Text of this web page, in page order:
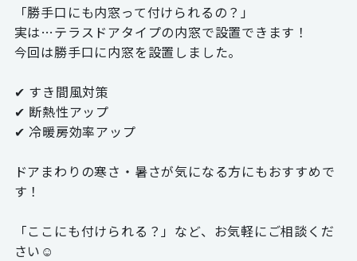
「勝手口にも内窓って付けられるの？」
実は…テラスドアタイプの内窓で設置できます！
今回は勝手口に内窓を設置しました。
✔ すき間風対策
✔ 断熱性アップ
✔ 冷暖房効率アップ
ドアまわりの寒さ・暑さが気になる方にもおすすめで
す！
「ここにも付けられる？」など、お気軽にご相談くだ
さい☺